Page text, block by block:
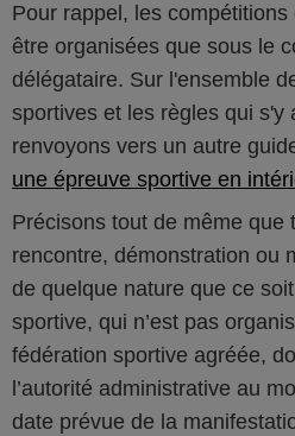
Pour rappel, les
être organisées que sous le
délégataire. Sur l'ensemble
sportives et les règles qui s'y
renvoyons vers un autre
une épreuve sportive en
Précisons tout de même que
rencontre, démonstration ou
de quelque nature que ce
sportive, qui n’est pas
fédération sportive agréée,
l’autorité administrative au
date prévue de la